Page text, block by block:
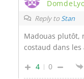
Reply toStan
Madouas plutôt,
costaud dans
4
0